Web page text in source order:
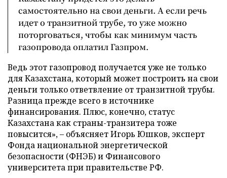
самостоятельно на свои деньги. А если речь
идет о транзитной трубе, то уже можно
поторговаться, чтобы как минимум часть
газопровода оплатил Газпром.
Ведь этот газопровод получается уже не только
для Казахстана, который может построить на свои
деньги только ответвление от транзитной трубы.
Разница прежде всего в источнике
финансирования. Плюс, конечно, статус
Казахстана как страны-транзитера тоже
повысится», – объясняет Игорь Юшков, эксперт
Фонда национальной энергетической
безопасности (ФНЭБ) и Финансового
университета при правительстве РФ.